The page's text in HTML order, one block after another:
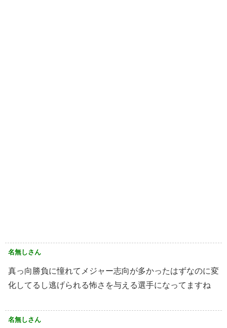
名無しさん
真っ向勝負に憧れてメジャー志向が多かったはずなのに変
化してるし逃げられる怖さを与える選手になってますね
名無しさん